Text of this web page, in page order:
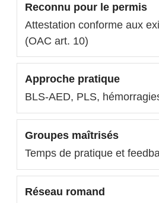
Reconnu pour le permis
Attestation conforme aux
(OAC art. 10)
Approche pratique
BLS-AED, PLS,
Groupes maîtrisés
Temps de pratique et
Réseau romand